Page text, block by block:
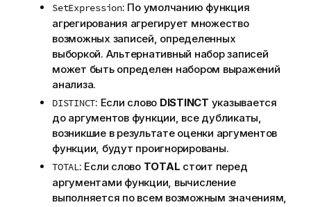
а
н
и
е
к
и
н
ф
о
р
м
SetExpression: По умолчанию функция
агрегирования агрегирует множество
возможных записей, определенных
выборкой. Альтернативный набор записей
может быть определен набором выражений
анализа.
DISTINCT: Если слово DISTINCT указывается
до аргументов функции, все дубликаты,
возникшие в результате оценки аргументов
функции, будут проигнорированы.
TOTAL: Если слово TOTAL стоит перед
аргументами функции, вычисление
выполняется по всем возможным значениям,